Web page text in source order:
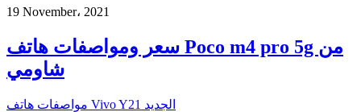
19 November، 2021
سعر ومواصفات هاتف Poco m4 pro 5g من
شاومي
مواصفات هاتف Vivo Y21 الجديد